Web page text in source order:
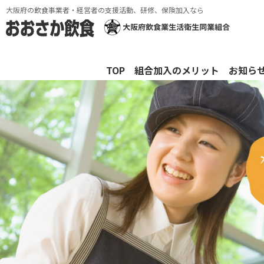
大阪府の飲食事業者・経営者の支援活動、研修、保険加入なら
TOP 組合加入のメリット お知ら